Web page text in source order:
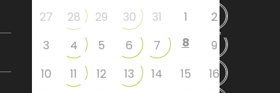
27 28 29 30 31 1
2
3
4 5 6 7 8
9
10
11 12 13 14 15
16